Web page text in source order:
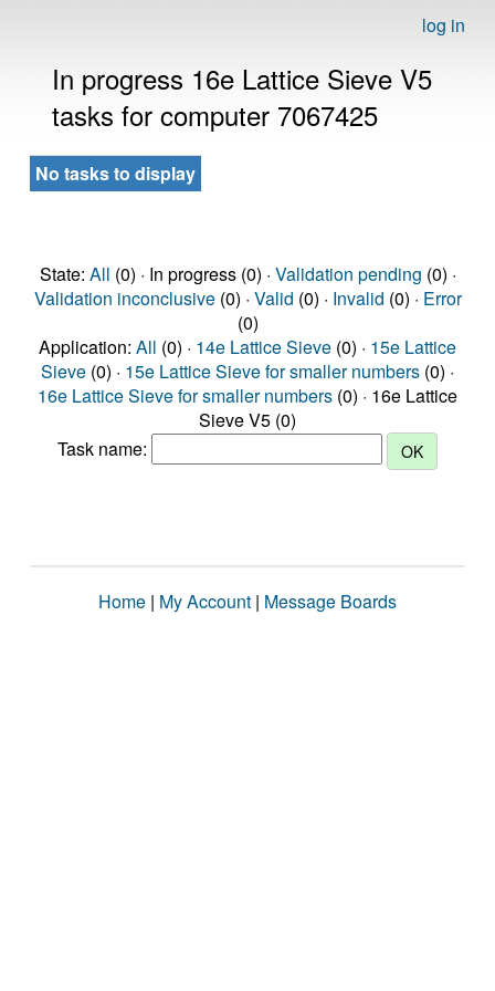
log in
In progress 16e Lattice Sieve V5
tasks for computer 7067425
No tasks to display
State: All (0) · In progress (0) · Validation pending (0) ·
Validation inconclusive(0) · Valid (0) · Invalid (0) · Error
(0)
Application: All (0) · 14e Lattice Sieve (0) · 15e Lattice
Sieve (0) · 15e Lattice Sieve for smaller numbers (0) ·
16e Lattice Sieve for smaller numbers (0) · 16e Lattice
Sieve V5 (0)
Task name:
Home | My Account | Message Boards